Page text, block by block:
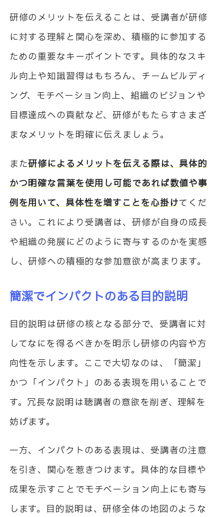
研修のメリットを伝えることは、受講者が研修
に対する理解と関心を深め、積極的に参加する
ための重要なキーポイントです。具体的なスキ
ル向上や知識習得はもちろん、チームビルディ
ング、モチベーション向上、組織のビジョンや
目標達成への貢献など、研修がもたらすさまざ
まなメリットを明確に伝えましょう。
また研修によるメリットを伝える際は、具体的
かつ明確な言葉を使用し可能であれば数値や事
例を用いて、具体性を増すことを心掛けてくだ
さい。これにより受講者は、研修が自身の成長
や組織の発展にどのように寄与するのかを実感
し、研修への積極的な参加意欲が高まります。
簡潔でインパクトのある目的説明
目的説明は研修の核となる部分で、受講者に対
してなにを得るべきかを明示し研修の内容や方
向性を示します。ここで大切なのは、「簡潔」
かつ「インパクト」のある表現を用いることで
す。冗長な説明は聴講者の意欲を削ぎ、理解を
妨げます。
一方、インパクトのある表現は、受講者の注意
を引き、関心を惹きつけます。具体的な目標や
成果を示すことでモチベーション向上にも寄与
します。目的説明は、研修全体の地図のような